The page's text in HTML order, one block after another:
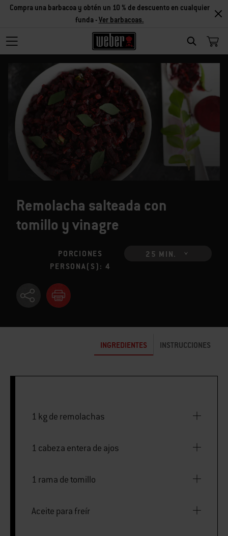
SEARCH
Compra una barbacoa y obtén un 10 % de descuento en cualquier
funda -Ver barbacoas.
Remolacha salteada con
tomillo y vinagre
PORCIONES
PERSONA(S): 4
25 MIN.
INGREDIENTES INSTRUCCIONES
1 kg de remolachas
1 cabeza entera de ajos
1 rama de tomillo
Aceite para freír